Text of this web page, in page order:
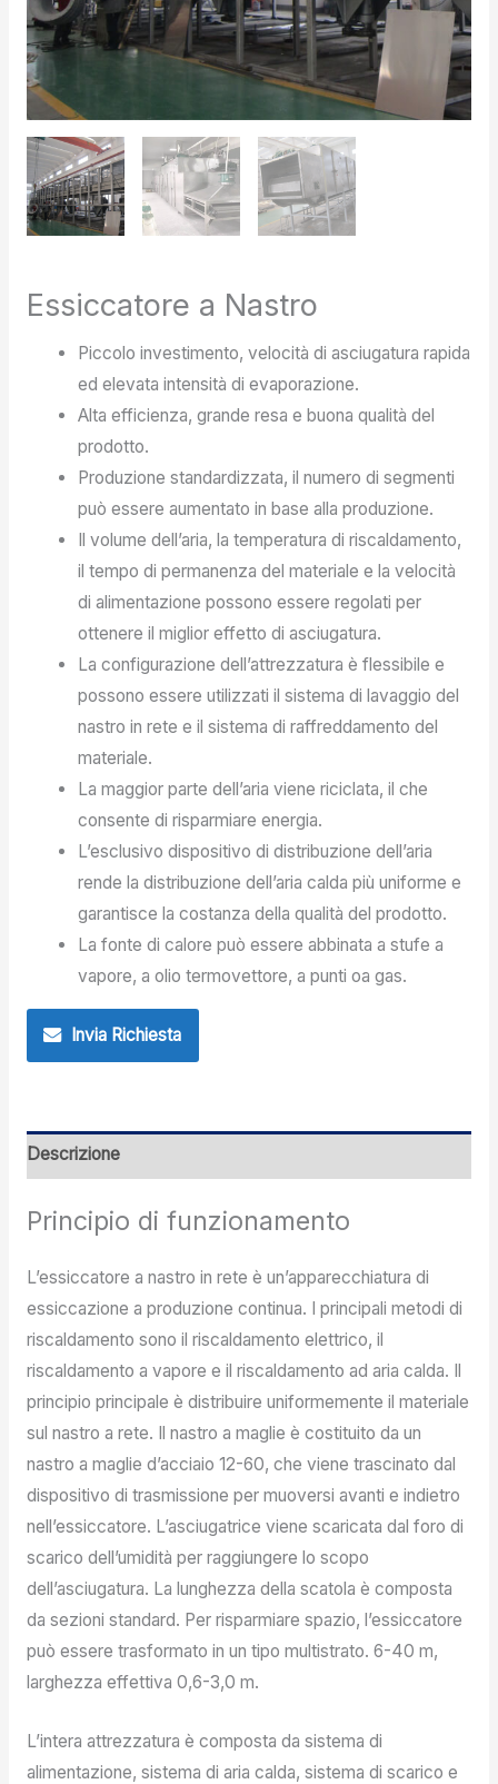
Essiccatore a Nastro
Piccolo investimento, velocità di asciugatura rapida
ed elevata intensità di evaporazione.
Alta efficienza, grande resa e buona qualità del
prodotto.
Produzione standardizzata, il numero di segmenti
può essere aumentato in base alla produzione.
Il volume dell’aria, la temperatura di riscaldamento,
il tempo di permanenza del materiale e la velocità
di alimentazione possono essere regolati per
ottenere il miglior effetto di asciugatura.
La configurazione dell’attrezzatura è flessibile e
possono essere utilizzati il sistema di lavaggio del
nastro in rete e il sistema di raffreddamento del
materiale.
La maggior parte dell’aria viene riciclata, il che
consente di risparmiare energia.
L’esclusivo dispositivo di distribuzione dell’aria
rende la distribuzione dell’aria calda più uniforme e
garantisce la costanza della qualità del prodotto.
La fonte di calore può essere abbinata a stufe a
vapore, a olio termovettore, a punti oa gas.
Invia Richiesta
Descrizione
Principio di funzionamento
L’essiccatore a nastro in rete è un’apparecchiatura di
essiccazione a produzione continua. I principali metodi di
riscaldamento sono il riscaldamento elettrico, il
riscaldamento a vapore e il riscaldamento ad aria calda. Il
principio principale è distribuire uniformemente il materiale
sul nastro a rete. Il nastro a maglie è costituito da un
nastro a maglie d’acciaio 12-60, che viene trascinato dal
dispositivo di trasmissione per muoversi avanti e indietro
nell’essiccatore. L’asciugatrice viene scaricata dal foro di
scarico dell’umidità per raggiungere lo scopo
dell’asciugatura. La lunghezza della scatola è composta
da sezioni standard. Per risparmiare spazio, l’essiccatore
può essere trasformato in un tipo multistrato. 6-40 m,
larghezza effettiva 0,6-3,0 m.
L’intera attrezzatura è composta da sistema di
alimentazione, sistema di aria calda, sistema di scarico e